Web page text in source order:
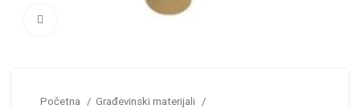
Početna
Građevinski materijali